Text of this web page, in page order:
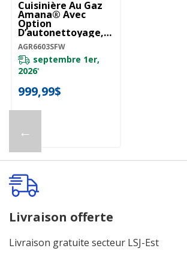
←
Cuisinière Au Gaz
Amana® Avec
Option
D’autonettoyage,
30 Po AGR6603SFW
AGR6603SFW
septembre 1er,
2026*
999,99$
Livraison offerte
Livraison gratuite secteur LSJ-Est